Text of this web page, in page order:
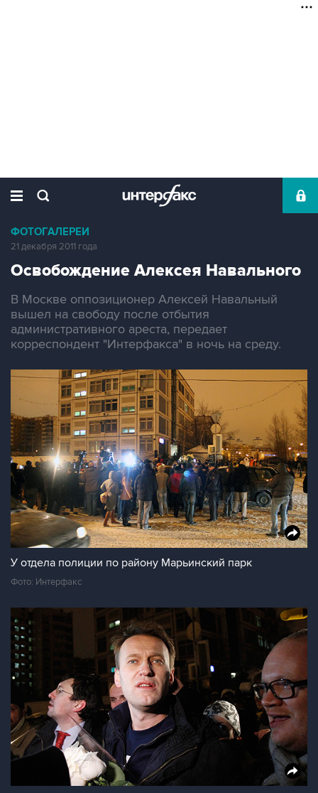
ФОТОГАЛЕРЕИ
21 декабря 2011 года
Освобождение Алексея Навального
В Москве оппозиционер Алексей Навальный
вышел на свободу после отбытия
административного ареста, передает
корреспондент "Интерфакса" в ночь на среду.
У отдела полиции по району Марьинский парк
Фото: Интерфакс